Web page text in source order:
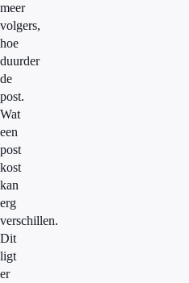
meer
volgers,
hoe
duurder
de
post.
Wat
een
post
kost
kan
erg
verschillen.
Dit
ligt
er